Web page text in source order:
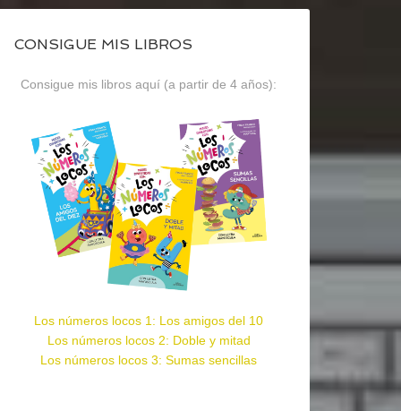
CONSIGUE MIS LIBROS
Consigue mis libros aquí (a partir de 4 años):
Los números locos 1: Los amigos del 10
Los números locos 2: Doble y mitad
Los números locos 3: Sumas sencillas